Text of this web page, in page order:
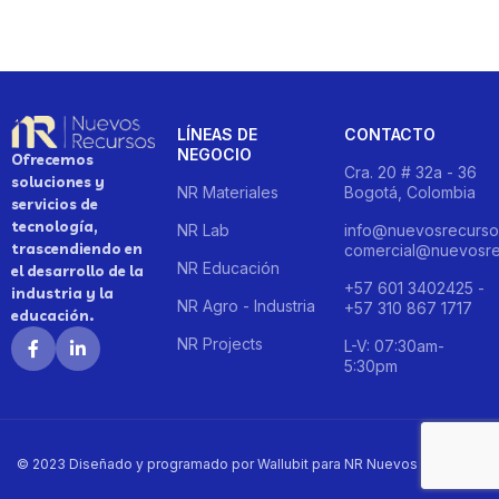
Ofrecemos
soluciones y
servicios de
tecnología,
trascendiendo en
el desarrollo de la
industria y la
educación.
LÍNEAS DE
NEGOCIO
NR Materiales
NR Lab
NR Educación
NR Agro - Industria
NR Projects
CONTACTO
Cra. 20 # 32a - 36
Bogotá, Colombia
+57 601 3402425 -
+57 310 867 1717
L-V: 07:30am-
5:30pm
© 2023 Diseñado y programado por Wallubit para NR Nuevos Recursos